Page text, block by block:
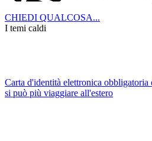
CHIEDI QUALCOSA...
I temi caldi
Carta d'identità elettronica obbligatoria
si può più viaggiare all'estero